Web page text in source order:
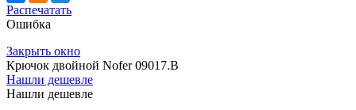
Распечатать
Ошибка
Закрыть окно
Крючок двойной Nofer 09017.B
Нашли дешевле
Нашли дешевле